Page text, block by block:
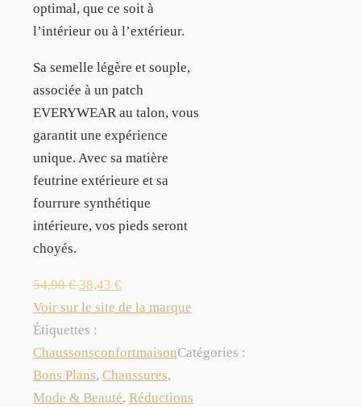
optimal, que ce soit à
l’intérieur ou à l’extérieur.
Sa semelle légère et souple,
associée à un patch
EVERYWEAR au talon, vous
garantit une expérience
unique. Avec sa matière
feutrine extérieure et sa
fourrure synthétique
intérieure, vos pieds seront
choyés.
54,90€ 38,43 €
Voir sur le site de la marque
Étiquettes :
ChaussonsconfortmaisonCatégories :
Bons Plans, Chaussures,
Mode & Beauté, Réductions